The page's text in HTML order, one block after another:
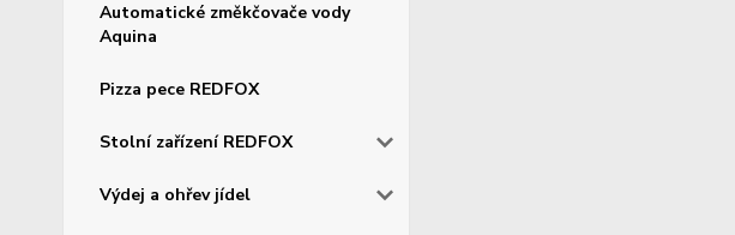
Automatické změkčovače vody
Aquina
Pizza pece REDFOX
Stolní zařízení REDFOX
Výdej a ohřev jídel